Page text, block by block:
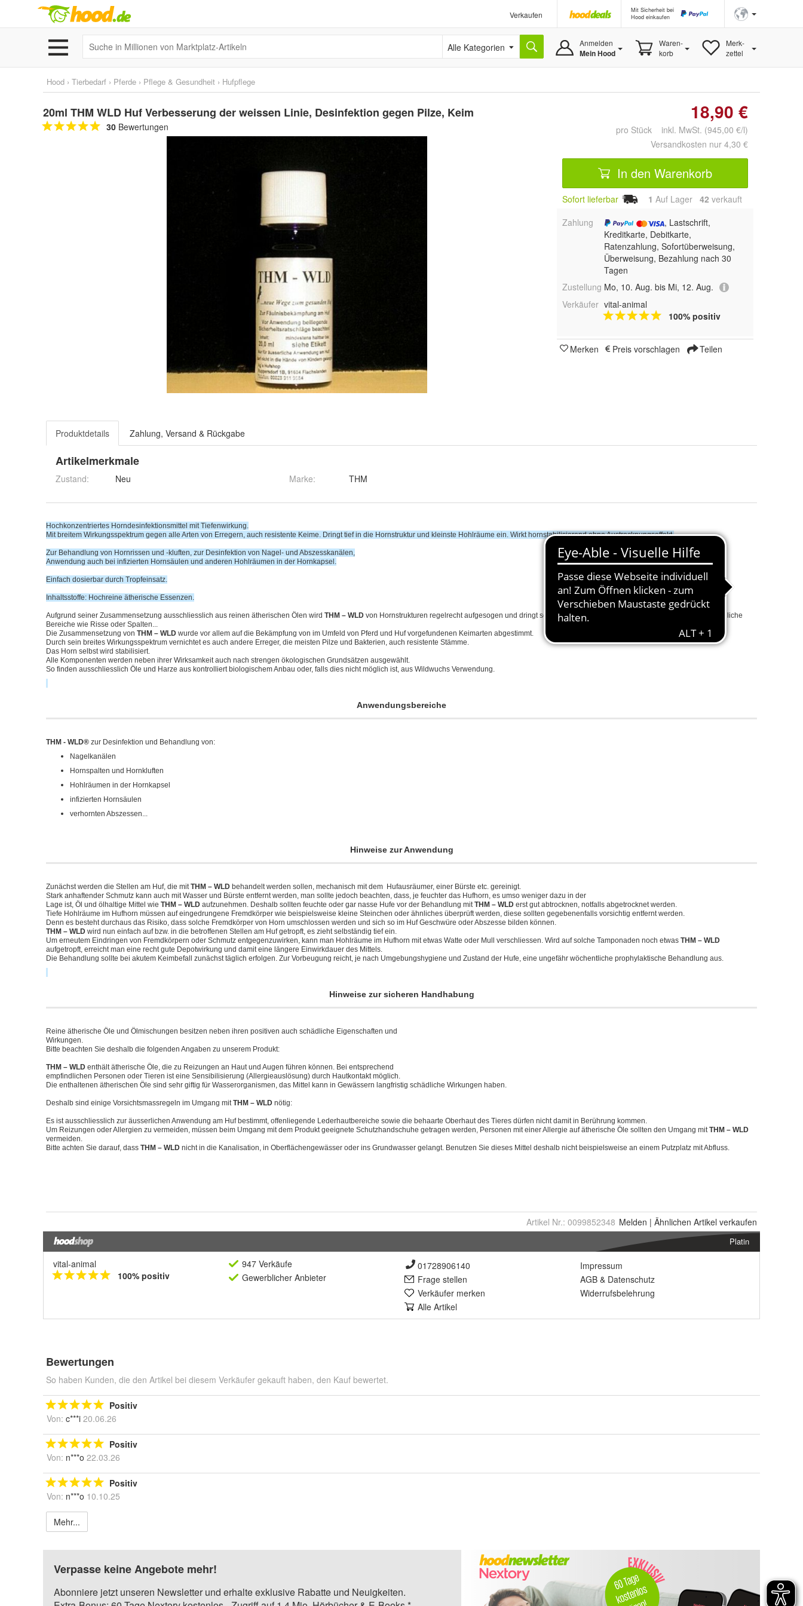
Verkaufen
Mit Sicherheit bei
Hood einkaufen
Alle Kategorien Anmelden
Mein Hood
Waren-
korb
Merk-
zettel
Hood › Tierbedarf › Pferde › Pflege & Gesundheit › Hufpflege
20ml THM WLD Huf Verbesserung der weissen Linie, Desinfektion gegen Pilze, Keim
30 Bewertungen
18,90 €
pro Stück inkl. MwSt. (945,00 €/l)
Versandkosten nur 4,30 €
In den Warenkorb
Sofort lieferbar 1 Auf Lager 42 verkauft
Zahlung
, Lastschrift,
Kreditkarte, Debitkarte,
Ratenzahlung, Sofortüberweisung,
Überweisung, Bezahlung nach 30
Tagen
Zustellung Mo, 10. Aug. bis Mi, 12. Aug.
Verkäufer vital-animal
100% positiv
Merken Preis vorschlagen Teilen
Produktdetails Zahlung, Versand & Rückgabe
Artikelmerkmale
Zustand: Neu Marke: THM
Artikel Nr.: 0099852348 Melden | Ähnlichen Artikel verkaufen
Platin
vital-animal
100% positiv
947 Verkäufe
Gewerblicher Anbieter
01728906140
Frage stellen
Verkäufer merken
Alle Artikel
Impressum
AGB & Datenschutz
Widerrufsbelehrung
Bewertungen
So haben Kunden, die den Artikel bei diesem Verkäufer gekauft haben, den Kauf bewertet.
Positiv
Von: c***i 20.06.26
Positiv
Von: n***o 22.03.26
Positiv
Von: n***o 10.10.25
Mehr...
Verpasse keine Angebote mehr!
Abonniere jetzt unseren Newsletter und erhalte exklusive Rabatte und Neuigkeiten.